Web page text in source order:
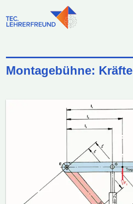
Montagebühne: Kräfte